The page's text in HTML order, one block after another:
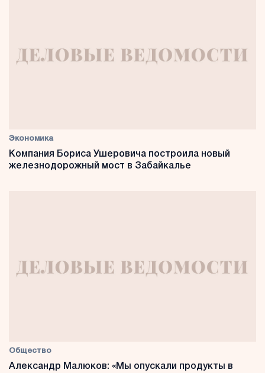
Экономика
Компания Бориса Ушеровича построила новый
железнодорожный мост в Забайкалье
Общество
Александр Малюков: «Мы опускали продукты в